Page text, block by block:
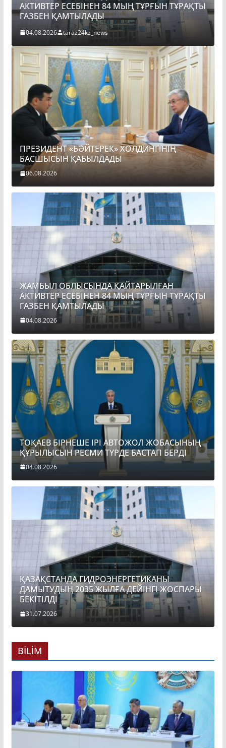
АКТИВТЕР ЕСЕБІНЕН 84 МЫҢ ТҰРҒЫН ТҰРАҚТЫ
ГАЗБЕН ҚАМТЫЛАДЫ
04.08.2026 taraz24kz_news
ПРЕЗИДЕНТ «БӘЙТЕРЕК» ХОЛДИНГІНІҢ
БАСШЫСЫН ҚАБЫЛДАДЫ
06.08.2026
ЖАМБЫЛ ОБЛЫСЫНДА ҚАЙТАРЫЛҒАН
АКТИВТЕР ЕСЕБІНЕН 84 МЫҢ ТҰРҒЫН ТҰРАҚТЫ
ГАЗБЕН ҚАМТЫЛАДЫ
04.08.2026
ТОҚАЕВ БІРНЕШЕ ІРІ АВТОЖОЛ ЖОБАСЫНЫҢ
ҚҰРЫЛЫСЫН РЕСМИ ТҮРДЕ БАСТАП БЕРДІ
04.08.2026
ҚАЗАҚСТАНДА ГИДРОЭНЕРГЕТИКАНЫ
ДАМЫТУДЫҢ 2035 ЖЫЛҒА ДЕЙІНГІ ЖОСПАРЫ
БЕКІТІЛДІ
31.07.2026
BİLİM